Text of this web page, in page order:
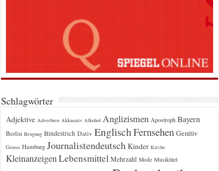
Schlagwörter
Adjektive Adverbien Akkusativ Alkohol Anglizismen Apostroph Bayern
Berlin Beugung Bindestrich Dativ EnglischFernsehen Genitiv
Genus Hamburg Journalistendeutsch Kinder Kirche
Kleinanzeigen Lebensmittel Mehrzahl Mode Musiktitel